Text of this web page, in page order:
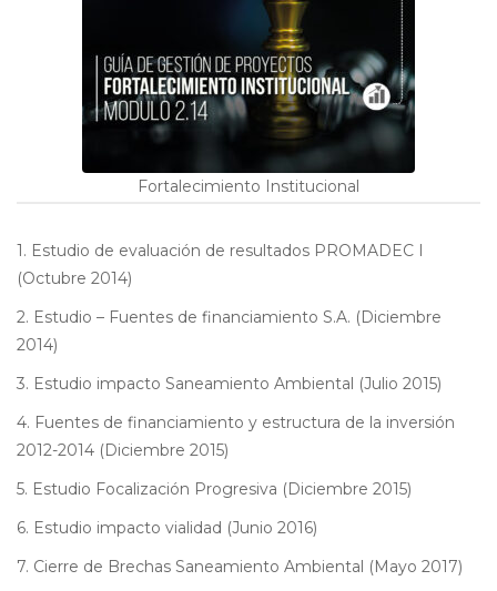
Fortalecimiento Institucional
1. Estudio de evaluación de resultados PROMADEC I
(Octubre 2014)
2. Estudio – Fuentes de financiamiento S.A. (Diciembre
2014)
3. Estudio impacto Saneamiento Ambiental (Julio 2015)
4. Fuentes de financiamiento y estructura de la inversión
2012-2014 (Diciembre 2015)
5. Estudio Focalización Progresiva (Diciembre 2015)
6. Estudio impacto vialidad (Junio 2016)
7. Cierre de Brechas Saneamiento Ambiental (Mayo 2017)